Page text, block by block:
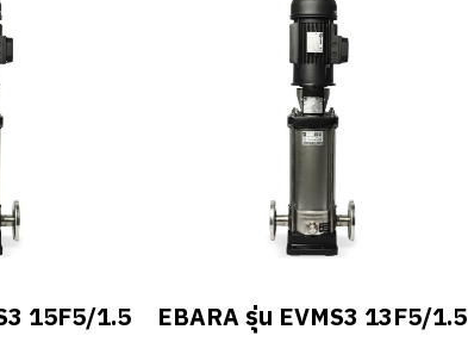
15F5/1.5 EBARA รุ่น EVMS3 13F5/1.5